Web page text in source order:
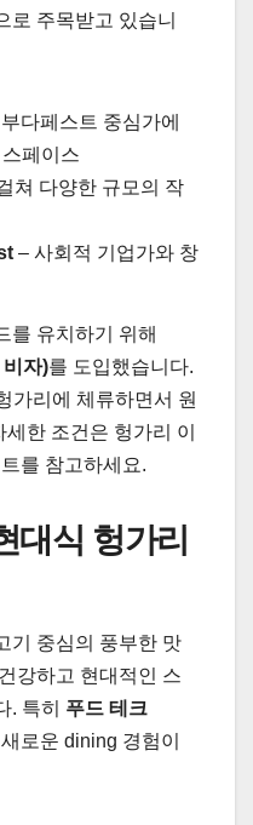
로 주목받고 있습니
다페스트 중심가에
페이스
쳐 다양한 규모의 작
– 사회적 기업가와 창
를 유치하기 위해
자)를 도입했습니다.
가리에 체류하면서 원
한 조건은 헝가리 이
를 참고하세요.
대식 헝가리
기 중심의 풍부한 맛
강하고 현대적인 스
. 특히 푸드 테크
로운 dining 경험이